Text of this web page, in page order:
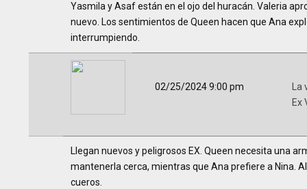
Yasmila y Asaf están en el ojo del huracán. Valeria
nuevo. Los sentimientos de Queen hacen que Ana
interrumpiendo.
02/25/2024 9:00 pm
Ex
Llegan nuevos y peligrosos EX. Queen necesita una
mantenerla cerca, mientras que Ana prefiere a Nina.
cueros.